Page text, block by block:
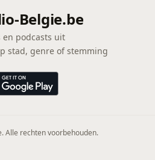
Belgie.be
podcasts uit
stad, genre of stemming
Alle rechten voorbehouden.